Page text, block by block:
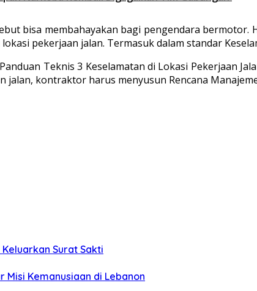
bisa membahayakan bagi pengendara
pekerjaan jalan. Termasuk dalam standar
Teknis 3 Keselamatan di Lokasi Pekerjaan
jalan, kontraktor harus menyusun Rencana
Surat Sakti
Misi Kemanusiaan di Lebanon